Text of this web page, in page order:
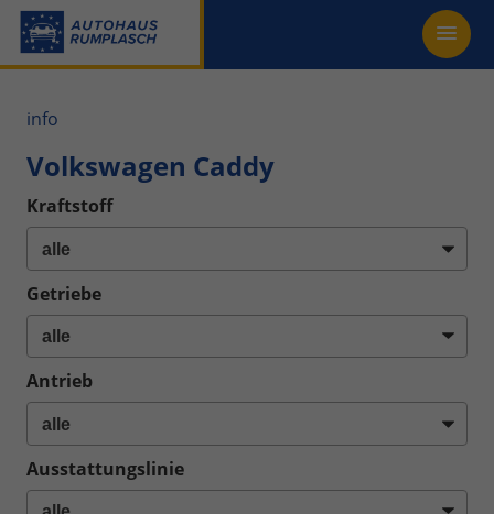
info
Volkswagen Caddy
Kraftstoff
Getriebe
Antrieb
Ausstattungslinie